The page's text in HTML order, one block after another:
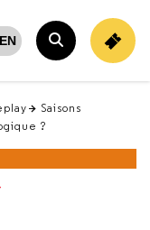
EN
Rechercher
Saisons
?